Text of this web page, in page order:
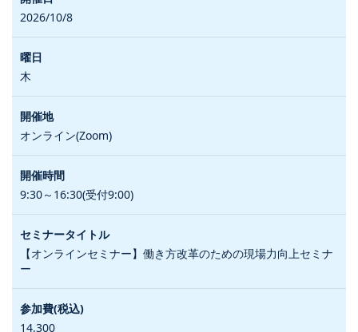
2026/10/8
木
オンライン(Zoom)
9:30～16:30(受付9:00)
【オンラインセミナー】働き方改革のための現場力向上セミナ
ー
14,300